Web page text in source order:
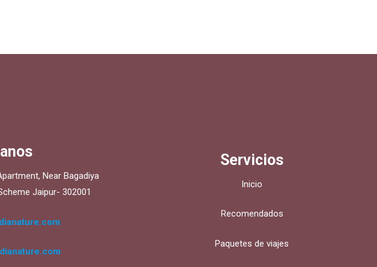
Near Bagadiya
Jaipur- 302001
Servicios
Inicio
Recomendados
Paquetes de viajes